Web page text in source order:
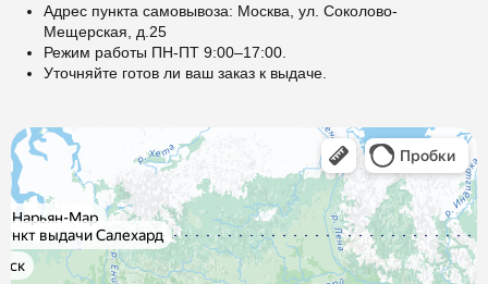
Адрес пункта самовывоза: Москва, ул. Соколово-
Мещерская, д.25
Режим работы ПН-ПТ 9:00–17:00.
Уточняйте готов ли ваш заказ к выдаче.